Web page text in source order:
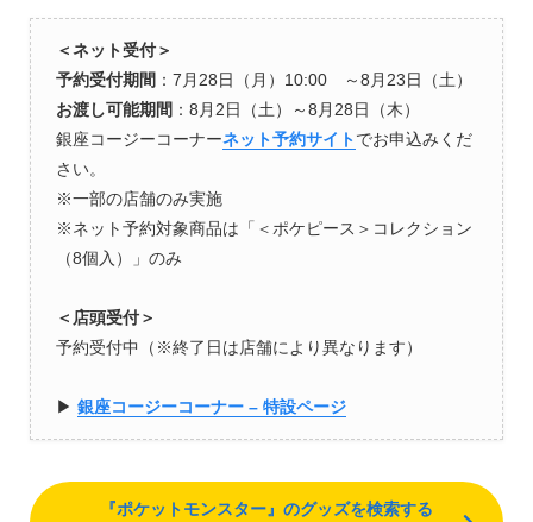
＜ネット受付＞
予約受付期間 ：7月28日（月）10:00 ～8月23日（土）
お渡し可能期間 ：8月2日（土）～8月28日（木）
銀座コージーコーナーネット予約サイトでお申込みくだ
さい。
※一部の店舗のみ実施
※ネット予約対象商品は「＜ポケピース＞コレクション
（8個入）」のみ
＜店頭受付＞
予約受付中（※終了日は店舗により異なります）
▶︎ 銀座コージーコーナー – 特設ページ
『ポケットモンスター』のグッズを検索する